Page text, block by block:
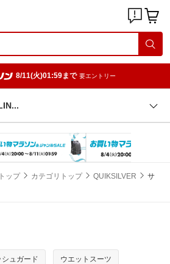
8/11(火)01:59まで 要エントリー
N
ップ カテゴリトップ QUIKSILVER
サ
シュガード ウエットスーツ